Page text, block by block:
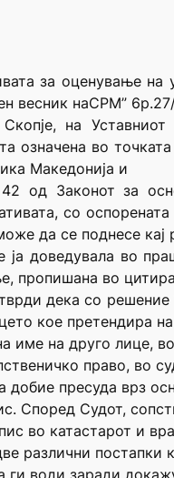
за оценување на
весник наСРМ”
на
означена во
Македонија и
од Законот за
со
да се поднесе
доведувала во
пропишана во
дека со
кое претендира
име на друго лице,
право, во
добие пресуда врз
Според Судот,
во катастарот и
различни постапки